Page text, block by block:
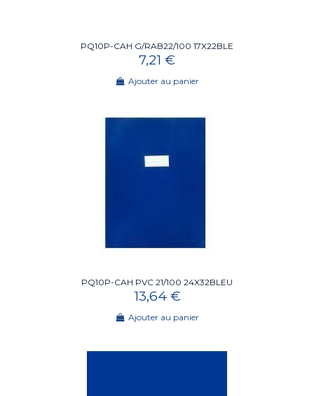
PQ10P-CAH G/RAB22/100 17X22BLE
7,21 €
Ajouter au panier
PQ10P-CAH PVC 21/100 24X32BLEU
13,64 €
Ajouter au panier